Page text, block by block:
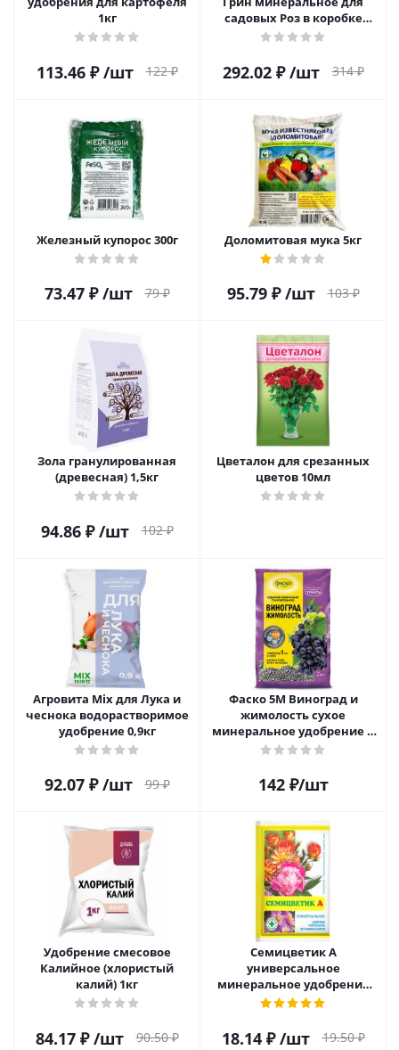
1кг
113.46₽ /шт 122₽
садовых Роз в коробке
(Цветочное) 1кг
292.02₽ /шт 314₽
Железный купорос 300г
73.47₽ /шт 79₽
Доломитовая мука 5кг
95.79₽ /шт 103₽
Зола гранулированная
(древесная) 1,5кг
94.86₽ /шт 102₽
Цветалон для срезанных
цветов 10мл
Агровита Mix для Лука и
чеснока водорастворимое
удобрение 0,9кг
92.07₽ /шт 99₽
Фаско 5М Виноград и
жимолость сухое
минеральное удобрение в
гранулах 1кг
142₽/шт
Удобрение смесовое
Калийное (хлористый
калий) 1кг
84.17₽ /шт 90.50₽
Семицветик А
универсальное
минеральное удобрение
30г
18.14₽ /шт 19.50₽